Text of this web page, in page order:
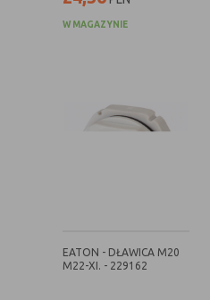
internetowej.
W MAGAZYNIE
EATON - DŁAWICA M20
M22-XI. - 229162